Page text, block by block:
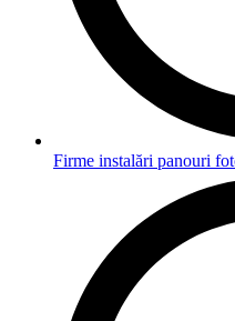
Firme instalări panouri